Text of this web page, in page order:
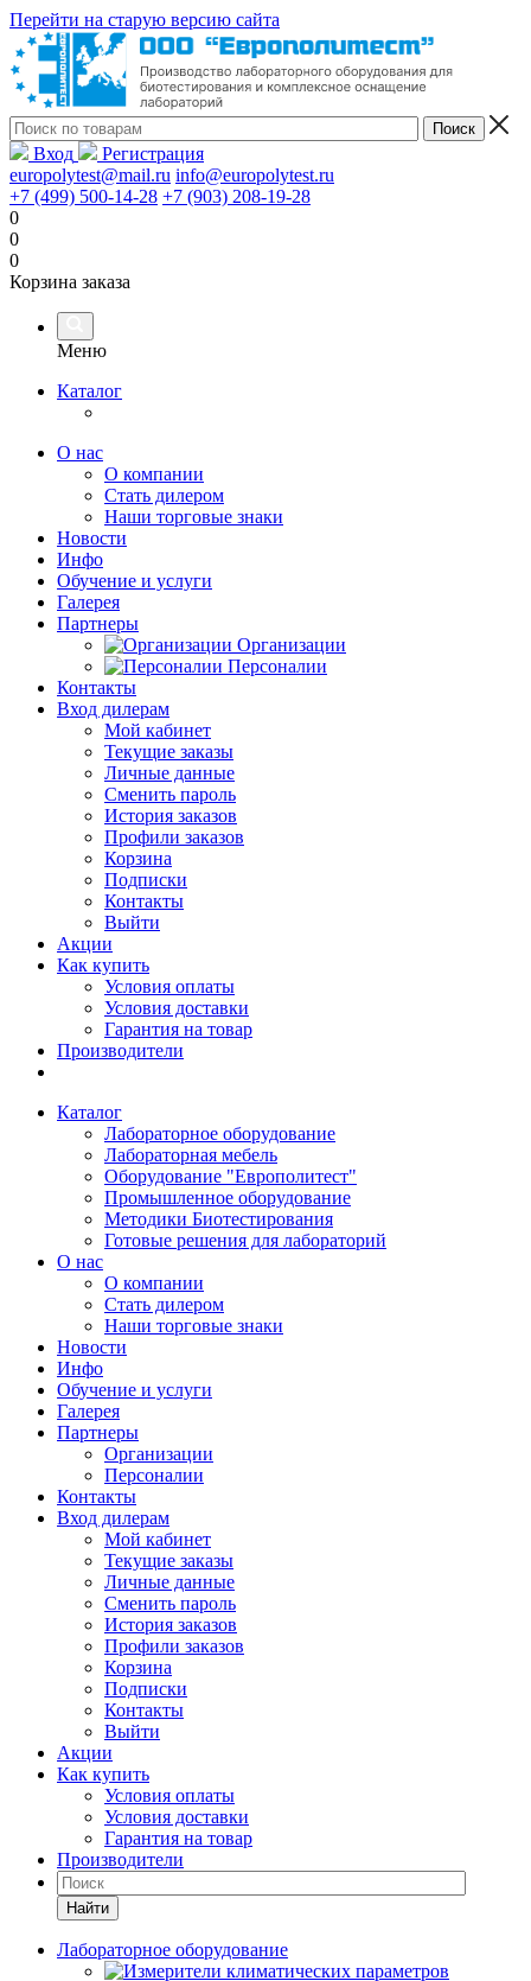
Перейти на старую версию сайта
Вход
Регистрация
europolytest@mail.ru info@europolytest.ru
+7 (499) 500-14-28 +7 (903) 208-19-28
0
0
0
Корзина заказа
Меню
Каталог
О нас
О компании
Стать дилером
Наши торговые знаки
Новости
Инфо
Обучение и услуги
Галерея
Партнеры
Организации
Персоналии
Контакты
Вход дилерам
Мой кабинет
Текущие заказы
Личные данные
Сменить пароль
История заказов
Профили заказов
Корзина
Подписки
Контакты
Выйти
Акции
Как купить
Условия оплаты
Условия доставки
Гарантия на товар
Производители
Каталог
Лабораторное оборудование
Лабораторная мебель
Оборудование "Европолитест"
Промышленное оборудование
Методики Биотестирования
Готовые решения для лабораторий
О нас
О компании
Стать дилером
Наши торговые знаки
Новости
Инфо
Обучение и услуги
Галерея
Партнеры
Организации
Персоналии
Контакты
Вход дилерам
Мой кабинет
Текущие заказы
Личные данные
Сменить пароль
История заказов
Профили заказов
Корзина
Подписки
Контакты
Выйти
Акции
Как купить
Условия оплаты
Условия доставки
Гарантия на товар
Производители
Найти
Лабораторное оборудование